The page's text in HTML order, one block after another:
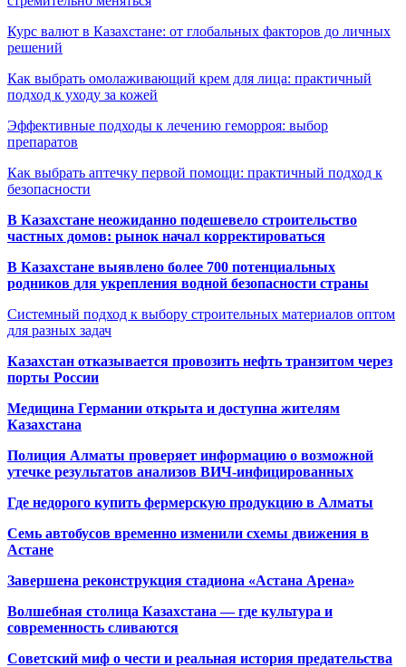
Курс валют в Казахстане: от глобальных факторов до личных
решений
Как выбрать омолаживающий крем для лица: практичный
подход к уходу за кожей
Эффективные подходы к лечению геморроя: выбор
препаратов
Как выбрать аптечку первой помощи: практичный подход к
безопасности
В Казахстане неожиданно подешевело строительство
частных домов: рынок начал корректироваться
В Казахстане выявлено более 700 потенциальных
родников для укрепления водной безопасности страны
Системный подход к выбору строительных материалов оптом
для разных задач
Казахстан отказывается провозить нефть транзитом через
порты России
Медицина Германии открыта и доступна жителям
Казахстана
Полиция Алматы проверяет информацию о возможной
утечке результатов анализов ВИЧ-инфицированных
Где недорого купить фермерскую продукцию в Алматы
Семь автобусов временно изменили схемы движения в
Астане
Завершена реконструкция стадиона «Астана Арена»
Волшебная столица Казахстана — где культура и
современность сливаются
Советский миф о чести и реальная история предательства